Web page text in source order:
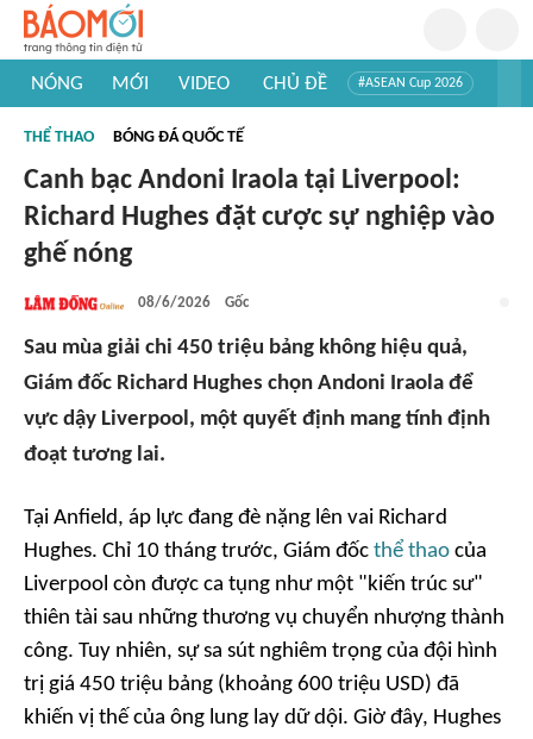
NÓNG MỚI VIDEO CHỦ ĐỀ #ASEAN Cup 2026
#Khám phá thế giới
THỂ THAO BÓNG ĐÁ QUỐC TẾ
Canh bạc Andoni Iraola tại Liverpool:
Richard Hughes đặt cược sự nghiệp vào
ghế nóng
08/6/2026 Gốc
Sau mùa giải chi 450 triệu bảng không hiệu quả,
Giám đốc Richard Hughes chọn Andoni Iraola để
vực dậy Liverpool, một quyết định mang tính định
đoạt tương lai.
Tại Anfield, áp lực đang đè nặng lên vai Richard
Hughes. Chỉ 10 tháng trước, Giám đốc thể thao của
Liverpool còn được ca tụng như một "kiến trúc sư"
thiên tài sau những thương vụ chuyển nhượng thành
công. Tuy nhiên, sự sa sút nghiêm trọng của đội hình
trị giá 450 triệu bảng (khoảng 600 triệu USD) đã
khiến vị thế của ông lung lay dữ dội. Giờ đây, Hughes